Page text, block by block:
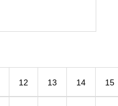
12 13 14 15